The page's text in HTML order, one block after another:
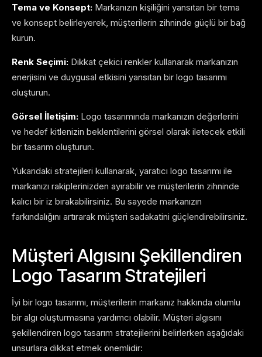
Tema ve Konsept: Markanızın kişiliğini yansıtan bir tema
ve konsept belirleyerek, müşterilerin zihninde güçlü bir bağ
kurun.
Renk Seçimi: Dikkat çekici renkler kullanarak markanızın
enerjisini ve duygusal etkisini yansıtan bir logo tasarımı
oluşturun.
Görsel İletişim: Logo tasarımında markanızın değerlerini
ve hedef kitlenizin beklentilerini görsel olarak iletecek etkili
bir tasarım oluşturun.
Yukarıdaki stratejileri kullanarak, yaratıcı logo tasarımı ile
markanızı rakiplerinizden ayırabilir ve müşterilerin zihninde
kalıcı bir iz bırakabilirsiniz. Bu sayede markanızın
farkındalığını artırarak müşteri sadakatini güçlendirebilirsiniz.
Müşteri Algısını Şekillendiren
Logo Tasarım Stratejileri
İyi bir logo tasarımı, müşterilerin markanız hakkında olumlu
bir algı oluşturmasına yardımcı olabilir. Müşteri algısını
şekillendiren logo tasarım stratejilerini belirlerken aşağıdaki
unsurlara dikkat etmek önemlidir: